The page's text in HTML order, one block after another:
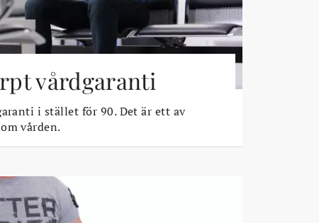
vårdgaranti
i stället för 90. Det är ett av
vården.